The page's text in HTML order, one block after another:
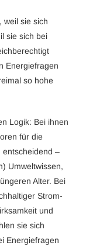
weil sie sich
sie sich bei
Energiefragen
so hohe
Logik: Bei ihnen
für die
entscheidend –
Umweltwissen,
Alter. Bei
Strom-
und
sie sich
Energiefragen